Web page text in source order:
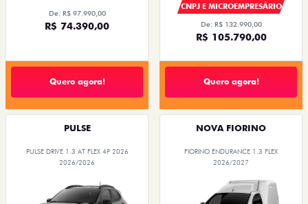
De: R$ 97.990,00
R$ 74.390,00
Quero agora!
CNPJ E MICROEMPRESÁRIO
De: R$ 132.990,00
R$ 105.790,00
Quero agora!
PULSE
PULSE DRIVE 1.3 AT FLEX 4P 2026
2026/2026
NOVA FIORINO
FIORINO ENDURANCE 1.3 FLEX
2026/2027